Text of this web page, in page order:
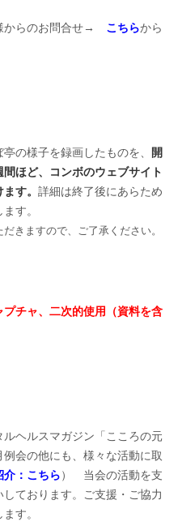
からのお問合せ→ こちらから
の様子を録画したものを、
開
ほど、コンボのウェブサイト
す。 詳細は終了後にあらため
す。
きますので、ご了承ください。
チャ、二次的使用（資料を含
ヘルスマガジン「こころの元
会の他にも、様々な活動に取
介：こちら ） 当会の活動を支
ております。ご支援・ご協力
す。